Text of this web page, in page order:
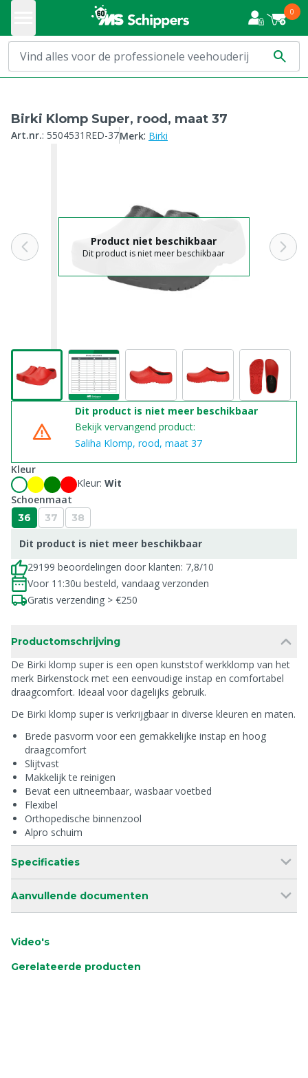
0
Birki Klomp Super, rood, maat 37
Art.nr.: 5504531RED-37Merk: Birki
Product niet beschikbaar
Dit product is niet meer beschikbaar
Dit product is niet meer beschikbaar
Bekijk vervangend product:
Saliha Klomp, rood, maat 37
Kleur
Kleur: Wit
Schoenmaat
36 37 38
Dit product is niet meer beschikbaar
29199 beoordelingen door klanten: 7,8/10
Voor 11:30u besteld, vandaag verzonden
Gratis verzending > €250
Productomschrijving
De Birki klomp super is een open kunststof werkklomp van het
merk Birkenstock met een eenvoudige instap en comfortabel
draagcomfort. Ideaal voor dagelijks gebruik.
De Birki klomp super is verkrijgbaar in diverse kleuren en maten.
Brede pasvorm voor een gemakkelijke instap en hoog
draagcomfort
Slijtvast
Makkelijk te reinigen
Bevat een uitneembaar, wasbaar voetbed
Flexibel
Orthopedische binnenzool
Alpro schuim
Specificaties
Aanvullende documenten
Video's
Gerelateerde producten